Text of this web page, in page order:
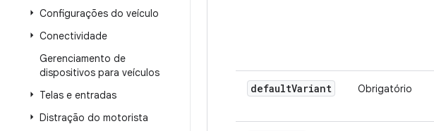
Configurações do veículo
Conectividade
Gerenciamento de
dispositivos para veículos
Telas e entradas
Distração do motorista
defaultVariant Obrigatório